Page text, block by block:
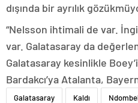
dışında bir ayrılık
“Nelsson ihtimali de var.
var. Galatasaray da
Galatasaray kesinlikle
Bardakcı’ya Atalanta,
Galatasaray Kaldı